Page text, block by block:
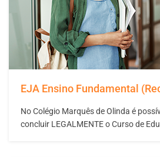
EJA Ensino Fundamental
No Colégio Marquês de Olinda é
concluir LEGALMENTE o Curso de